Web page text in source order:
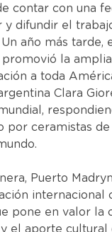
contar con una
y difundir el
año más tarde,
promovió la
a toda
Clara
por ceramistas de
Puerto
internacional
pone en valor la
y el aporte cultural